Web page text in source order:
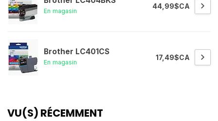
En magasin
44,99$CA
Brother LC401CS
En magasin
17,49$CA
VU(S) RÉCEMMENT